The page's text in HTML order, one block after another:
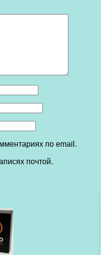
по email.
почтой.